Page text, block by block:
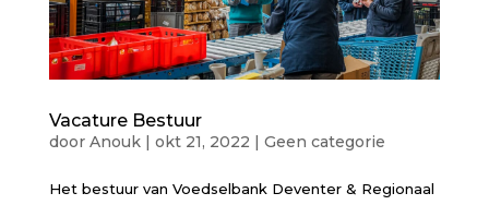
Vacature Bestuur
door Anouk| okt 21, 2022 | Geen categorie
Het bestuur van Voedselbank Deventer & Regionaal